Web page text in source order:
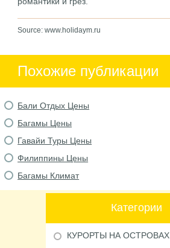
Source: www.holidaym.ru
Похожие публикации
Бали Отдых Цены
Багамы Цены
Гавайи Туры Цены
Филиппины Цены
Багамы Климат
Категории
КУРОРТЫ НА ОСТРОВАХ